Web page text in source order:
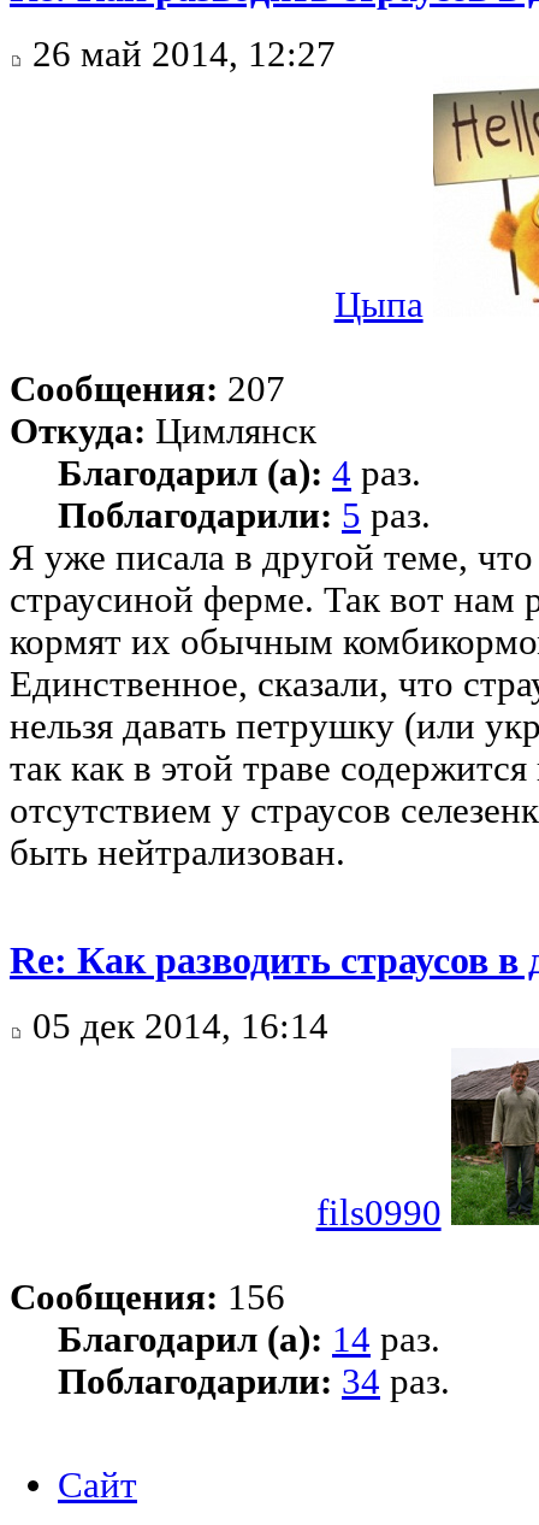
26 май 2014, 12:27
Цыпа
Сообщения: 207
Откуда: Цимлянск
Благодарил (а): 4 раз.
Поблагодарили: 5 раз.
Я уже писала в другой теме,
страусиной ферме. Так вот нам
кормят их обычным
Единственное, сказали, что
нельзя давать петрушку (или
так как в этой траве
отсутствием у страусов
быть нейтрализован.
Re: Как разводить страусов
05 дек 2014, 16:14
fils0990
Сообщения: 156
Благодарил (а): 14 раз.
Поблагодарили: 34 раз.
Сайт